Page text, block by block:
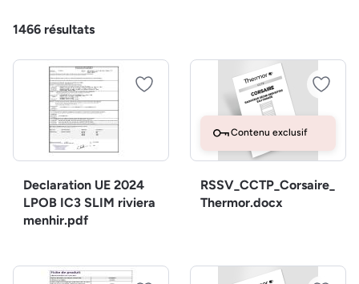
1466 résultats
Declaration UE 2024
LPOB IC3 SLIM riviera
menhir.pdf
Contenu exclusif
RSSV_CCTP_Corsaire_
Thermor.docx